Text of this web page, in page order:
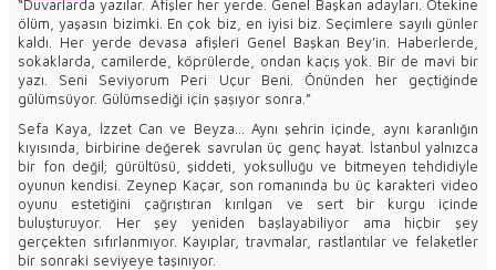
“Duvarlarda yazılar. Afişler her yerde. Genel Başkan adayları. Ötekine
ölüm, yaşasın bizimki. En çok biz, en iyisi biz. Seçimlere sayılı günler
kaldı. Her yerde devasa afişleri Genel Başkan Bey’in. Haberlerde,
sokaklarda, camilerde, köprülerde, ondan kaçış yok. Bir de mavi bir
yazı. Seni Seviyorum Peri Uçur Beni. Önünden her geçtiğinde
gülümsüyor. Gülümsediği için şaşıyor sonra.”
Sefa Kaya, İzzet Can ve Beyza... Aynı şehrin içinde, aynı karanlığın
kıyısında, birbirine değerek savrulan üç genç hayat. İstanbul yalnızca
bir fon değil; gürültüsü, şiddeti, yoksulluğu ve bitmeyen tehdidiyle
oyunun kendisi. Zeynep Kaçar, son romanında bu üç karakteri video
oyunu estetiğini çağrıştıran kırılgan ve sert bir kurgu içinde
buluşturuyor. Her şey yeniden başlayabiliyor ama hiçbir şey
gerçekten sıfırlanmıyor. Kayıplar, travmalar, rastlantılar ve felaketler
bir sonraki seviyeye taşınıyor.